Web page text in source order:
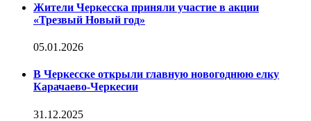
Жители Черкесска приняли участие в акции
«Трезвый Новый год»
05.01.2026
В Черкесске открыли главную новогоднюю елку
Карачаево-Черкесии
31.12.2025